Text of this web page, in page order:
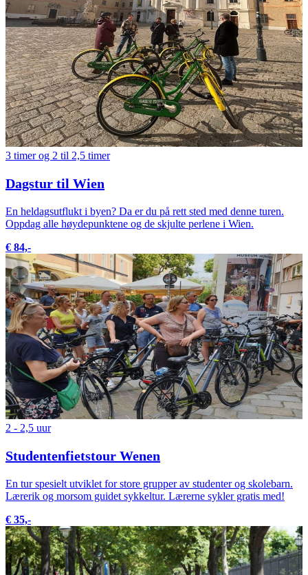
3 timer og 2 til 2,5 timer
Dagstur til Wien
En heldagsutflukt i byen? Da er du på rett sted med denne turen.
Oppdag alle høydepunktene og de skjulte perlene i Wien.
€ 84,-
2 - 2,5 uur
Studentenfietstour Wenen
En tur spesielt utviklet for store grupper av studenter og skolebarn.
Lærerik og morsom guidet sykkeltur. Lærerne sykler gratis med!
€ 35,-